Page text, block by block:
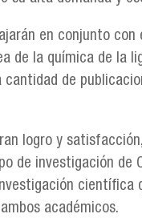
en conjunto con
de la química de la
de
logro y
de investigación de
científica
académicos.